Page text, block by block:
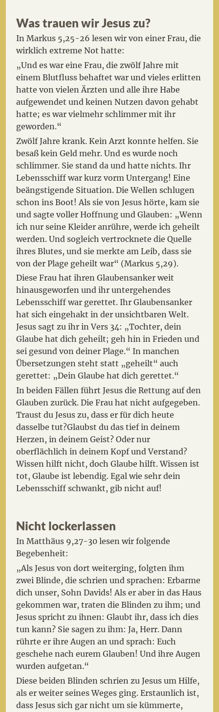
Was trauen wir Jesus zu?
In Markus 5,25-26 lesen wir von einer Frau, die
wirklich extreme Not hatte:
„Und es war eine Frau, die zwölf Jahre mit
einem Blutfluss behaftet war und vieles erlitten
hatte von vielen Ärzten und alle ihre Habe
aufgewendet und keinen Nutzen davon gehabt
hatte; es war vielmehr schlimmer mit ihr
geworden.“
Zwölf Jahre krank. Kein Arzt konnte helfen. Sie
besaß kein Geld mehr. Und es wurde noch
schlimmer. Sie stand da und hatte nichts. Ihr
Lebensschiff war kurz vorm Untergang! Eine
beängstigende Situation. Die Wellen schlugen
schon ins Boot! Als sie von Jesus hörte, kam sie
und sagte voller Hoffnung und Glauben: „Wenn
ich nur seine Kleider anrühre, werde ich geheilt
werden. Und sogleich vertrocknete die Quelle
ihres Blutes, und sie merkte am Leib, dass sie
von der Plage geheilt war“ (Markus 5,29).
Diese Frau hat ihren Glaubensanker weit
hinausgeworfen und ihr untergehendes
Lebensschiff war gerettet. Ihr Glaubensanker
hat sich eingehakt in der unsichtbaren Welt.
Jesus sagt zu ihr in Vers 34: „Tochter, dein
Glaube hat dich geheilt; geh hin in Frieden und
sei gesund von deiner Plage.“ In manchen
Übersetzungen steht statt „geheilt“ auch
gerettet: „Dein Glaube hat dich gerettet.“
In beiden Fällen führt Jesus die Rettung auf den
Glauben zurück. Die Frau hat nicht aufgegeben.
Traust du Jesus zu, dass er für dich heute
dasselbe tut?Glaubst du das tief in deinem
Herzen, in deinem Geist? Oder nur
oberflächlich in deinem Kopf und Verstand?
Wissen hilft nicht, doch Glaube hilft. Wissen ist
tot, Glaube ist lebendig. Egal wie sehr dein
Lebensschiff schwankt, gib nicht auf!
Nicht lockerlassen
In Matthäus 9,27-30 lesen wir folgende
Begebenheit:
„Als Jesus von dort weiterging, folgten ihm
zwei Blinde, die schrien und sprachen: Erbarme
dich unser, Sohn Davids! Als er aber in das Haus
gekommen war, traten die Blinden zu ihm; und
Jesus spricht zu ihnen: Glaubt ihr, dass ich dies
tun kann? Sie sagen zu ihm: Ja, Herr. Dann
rührte er ihre Augen an und sprach: Euch
geschehe nach eurem Glauben! Und ihre Augen
wurden aufgetan.“
Diese beiden Blinden schrien zu Jesus um Hilfe,
als er weiter seines Weges ging. Erstaunlich ist,
dass Jesus sich gar nicht um sie kümmerte,